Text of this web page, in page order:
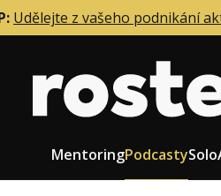
Udělejte z vašeho podnikání
MentoringPodcastySolo